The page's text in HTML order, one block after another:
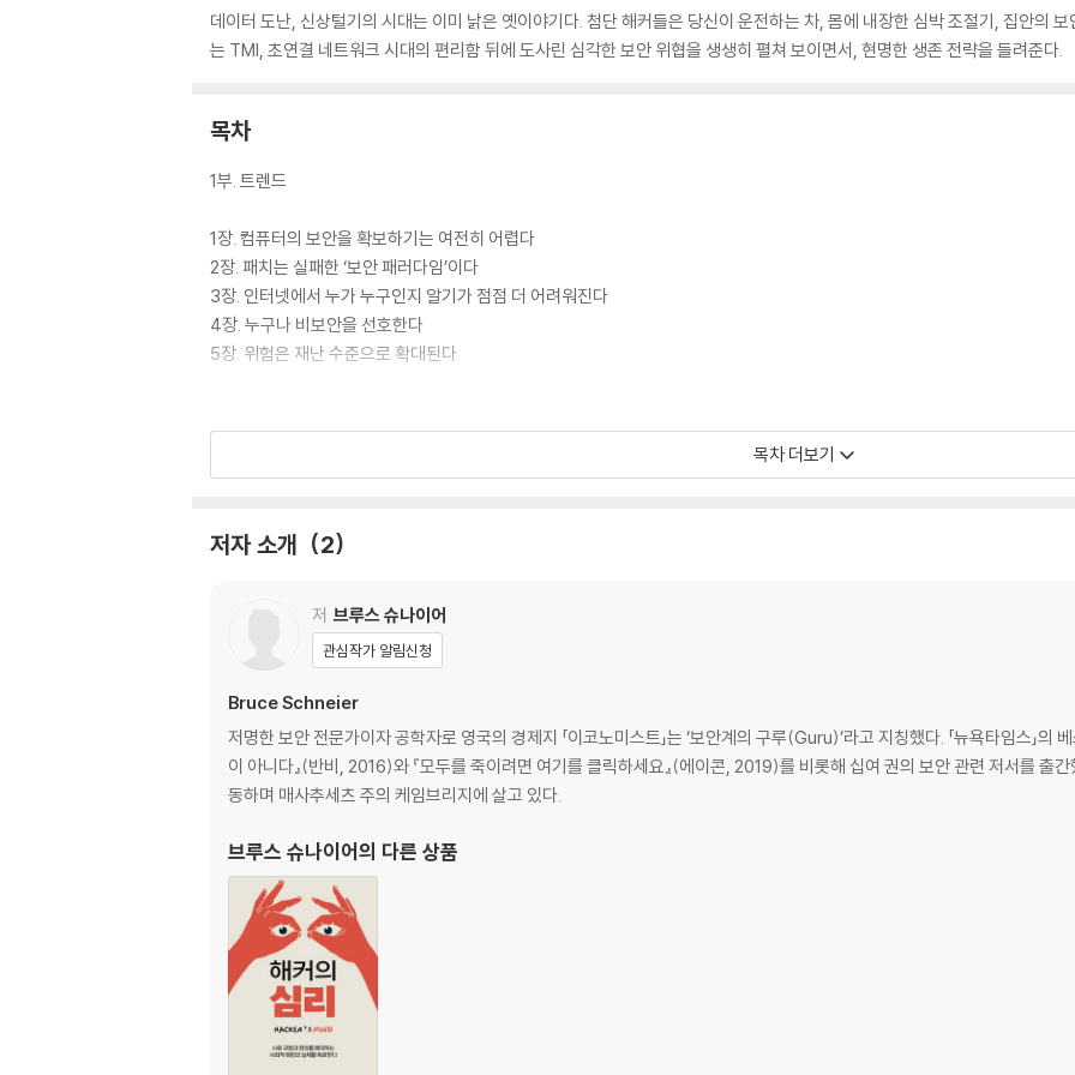
데이터 도난, 신상털기의 시대는 이미 낡은 옛이야기다. 첨단 해커들은 당신이 운전하는 차, 몸에 내장한 심박 조절기, 집안의
는 TMI, 초연결 네트워크 시대의 편리함 뒤에 도사린 심각한 보안 위협을 생생히 펼쳐 보이면서, 현명한 생존 전략을 들려준다.
목차
1부. 트렌드
1장. 컴퓨터의 보안을 확보하기는 여전히 어렵다
2장. 패치는 실패한 ‘보안 패러다임’이다
3장. 인터넷에서 누가 누구인지 알기가 점점 더 어려워진다
4장. 누구나 비보안을 선호한다
5장. 위험은 재난 수준으로 확대된다
2부. 해법들
8장. 보안을 앞서 강화해야 할 주체는 정부다
10장. 플랜 B: 어떤 일이 벌어질까?
11장. 정책이 산으로 가는 경우
12장. 신뢰와 복원력을 갖춘 평화 지향의 인터넷 플러스를 향해
목차 더보기
저자 소개 2
저 브루스 슈나이어
관심작가 알림신청
Bruce Schneier
저명한 보안 전문가이자 공학자로 영국의 경제지 「이코노미스트」는 ‘보안계의 구루(Guru)’라고 지칭했다. 「뉴욕타임스」의
이 아니다』(반비, 2016)와 『모두를 죽이려면 여기를 클릭하세요』(에이콘, 2019)를 비롯해 십여 권의 보안 관련 저서를 출
동하며 매사추세츠 주의 케임브리지에 살고 있다.
브루스 슈나이어의 다른 상품